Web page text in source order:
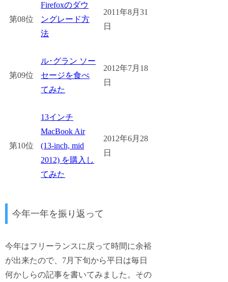
第08位
Firefoxのダウ
ングレード方
法
2011年8月31
日
第09位
ル･グラン ソー
セージを食べ
てみた
2012年7月18
日
第10位
13インチ
MacBook Air
(13-inch, mid
2012) を購入し
てみた
2012年6月28
日
今年一年を振り返って
今年はフリーランスに戻って時間に余裕
が出来たので、7月下旬から平日は毎日
何かしらの記事を書いてみました。その